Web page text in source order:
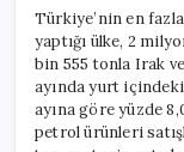
Türkiye’nin en
yaptığı ülke, 2
bin 555 tonla Irak
ayında yurt içindeki
ayına göre yüzde
petrol ürünleri